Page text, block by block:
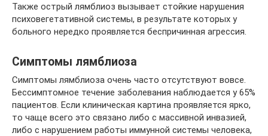
Также острый лямблиоз вызывает стойкие нарушения
психовегетативной системы, в результате которых у
больного нередко проявляется беспричинная агрессия.
Симптомы лямблиоза
Симптомы лямблиоза очень часто отсутствуют вовсе.
Бессимптомное течение заболевания наблюдается у 65%
пациентов. Если клиническая картина проявляется ярко,
то чаще всего это связано либо с массивной инвазией,
либо с нарушением работы иммунной системы человека,